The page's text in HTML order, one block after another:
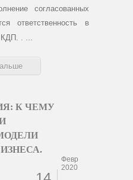
согласованных
ответственность в
КДП . .
К ЧЕМУ
Февр
2020